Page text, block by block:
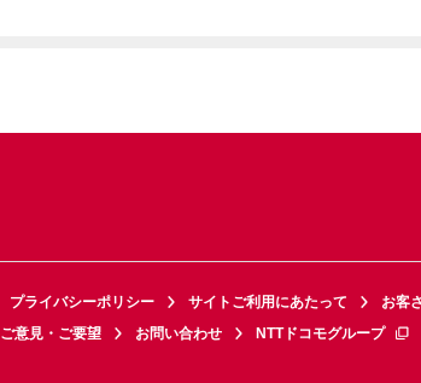
プライバシーポリシー サイトご利用にあたって お客
ご意見・ご要望 お問い合わせ NTTドコモグループ